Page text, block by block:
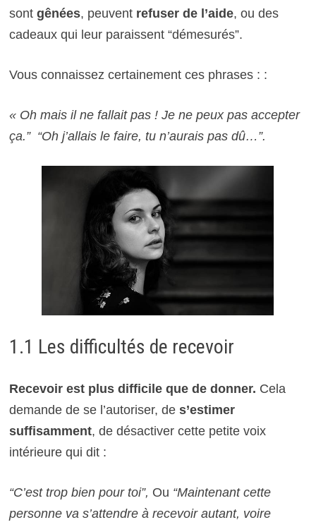
sont gênées, peuvent refuser de l’aide, ou des
cadeaux qui leur paraissent “démesurés”.
Vous connaissez certainement ces phrases : :
« Oh mais il ne fallait pas ! Je ne peux pas accepter
ça.” “Oh j’allais le faire, tu n’aurais pas dû…”.
1.1 Les difficultés de recevoir
Recevoirest plus difficile que de donner. Cela
demande de se l’autoriser, de s’estimer
suffisamment, de désactiver cette petite voix
intérieure qui dit :
“C’est trop bien pour toi”, Ou “Maintenant cette
personne va s’attendre à recevoir autant, voire